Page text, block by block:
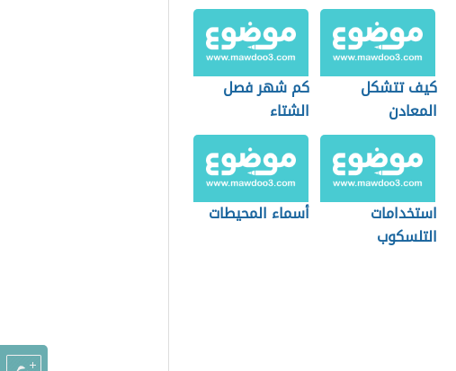
كيف تتشكل
المعادن
كم شهر فصل
الشتاء
استخدامات
التلسكوب
أسماء المحيطات